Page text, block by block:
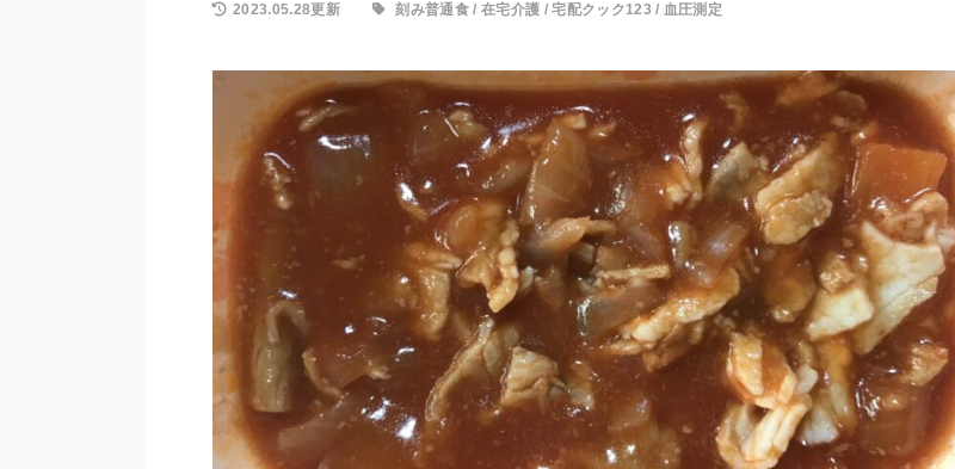
2023.05.28更新 刻み普通食 /在宅介護 /宅配クック123 / 血圧測定